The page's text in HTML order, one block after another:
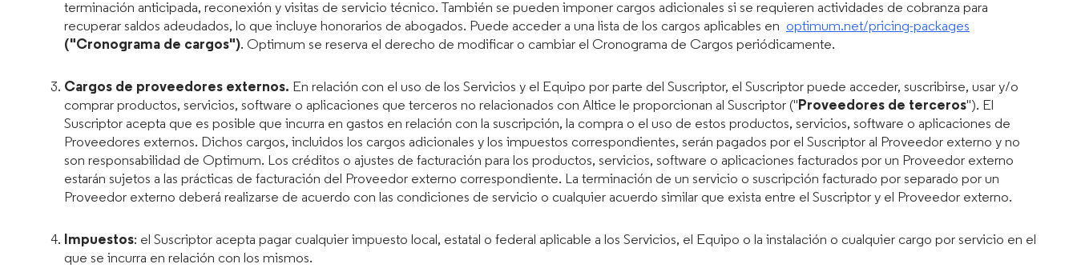
terminación anticipada, reconexión y visitas de servicio técnico. También se pueden imponer cargos adicionales si se requieren actividades de cobranza para
recuperar saldos adeudados, lo que incluye honorarios de abogados. Puede acceder a una lista de los cargos aplicables en optimum.net/pricing-packages
("Cronograma de cargos"). Optimum se reserva el derecho de modificar o cambiar el Cronograma de Cargos periódicamente.
Cargos de proveedores externos. En relación con el uso de los Servicios y el Equipo por parte del Suscriptor, el Suscriptor puede acceder, suscribirse, usar y/o
comprar productos, servicios, software o aplicaciones que terceros no relacionados con Altice le proporcionan al Suscriptor ("Proveedores de terceros"). El
Suscriptor acepta que es posible que incurra en gastos en relación con la suscripción, la compra o el uso de estos productos, servicios, software o aplicaciones de
Proveedores externos. Dichos cargos, incluidos los cargos adicionales y los impuestos correspondientes, serán pagados por el Suscriptor al Proveedor externo y no
son responsabilidad de Optimum. Los créditos o ajustes de facturación para los productos, servicios, software o aplicaciones facturados por un Proveedor externo
estarán sujetos a las prácticas de facturación del Proveedor externo correspondiente. La terminación de un servicio o suscripción facturado por separado por un
Proveedor externo deberá realizarse de acuerdo con las condiciones de servicio o cualquier acuerdo similar que exista entre el Suscriptor y el Proveedor externo.
Impuestos: el Suscriptor acepta pagar cualquier impuesto local, estatal o federal aplicable a los Servicios, el Equipo o la instalación o cualquier cargo por servicio en el
que se incurra en relación con los mismos.